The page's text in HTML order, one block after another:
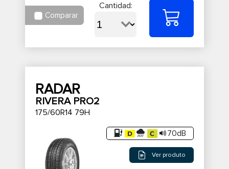
Comparar
Cantidad:
RADAR
RIVERA PRO2
175/60R14 79H
70dB
Ver produto